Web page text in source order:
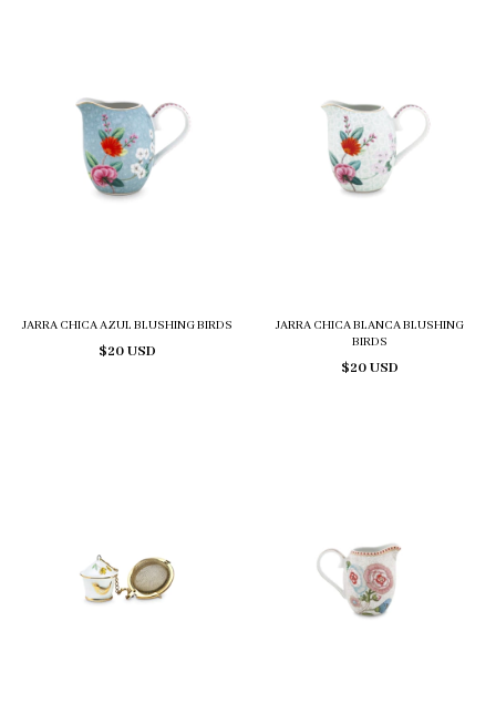
JARRA CHICA AZUL BLUSHING BIRDS
$20 USD
JARRA CHICA BLANCA BLUSHING
BIRDS
$20 USD